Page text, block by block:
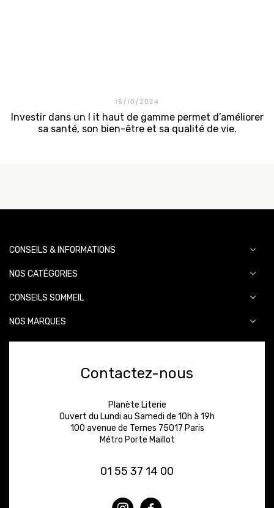
15/10/2024
Investir dans un l it haut de gamme permet d’améliorer
sa santé, son bien-être et sa qualité de vie.
CONSEILS & INFORMATIONS
NOS CATÉGORIES
CONSEILS SOMMEIL
NOS MARQUES
Contactez-nous
Planète Literie
Ouvert du Lundi au Samedi de 10h à 19h
100 avenue de Ternes 75017 Paris
Métro Porte Maillot
01 55 37 14 00